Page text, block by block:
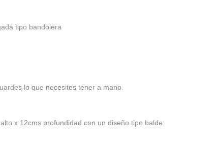
tipo bandolera
lo que necesites tener a mano.
x 12cms profundidad con un diseño tipo balde.